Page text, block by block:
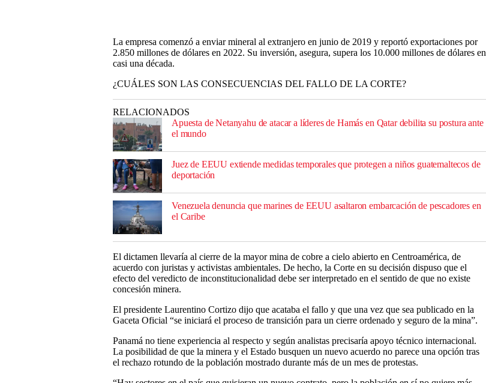
La empresa comenzó a enviar mineral al extranjero en junio de 2019 y reportó exportaciones por
2.850 millones de dólares en 2022. Su inversión, asegura, supera los 10.000 millones de dólares en
casi una década.
¿CUÁLES SON LAS CONSECUENCIAS DEL FALLO DE LA CORTE?
RELACIONADOS
Apuesta de Netanyahu de atacar a líderes de Hamás en Qatar debilita su postura ante
el mundo
Juez de EEUU extiende medidas temporales que protegen a niños guatemaltecos de
deportación
Venezuela denuncia que marines de EEUU asaltaron embarcación de pescadores en
el Caribe
El dictamen llevaría al cierre de la mayor mina de cobre a cielo abierto en Centroamérica, de
acuerdo con juristas y activistas ambientales. De hecho, la Corte en su decisión dispuso que el
efecto del veredicto de inconstitucionalidad debe ser interpretado en el sentido de que no existe
concesión minera.
El presidente Laurentino Cortizo dijo que acataba el fallo y que una vez que sea publicado en la
Gaceta Oficial “se iniciará el proceso de transición para un cierre ordenado y seguro de la mina”.
Panamá no tiene experiencia al respecto y según analistas precisaría apoyo técnico internacional.
La posibilidad de que la minera y el Estado busquen un nuevo acuerdo no parece una opción tras
el rechazo rotundo de la población mostrado durante más de un mes de protestas.